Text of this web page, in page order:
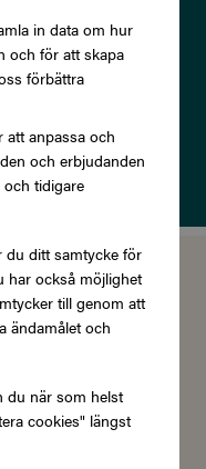
in data om hur
och för att skapa
förbättra
att anpassa och
och erbjudanden
tidigare
du ditt samtycke för
har också möjlighet
till genom att
ändamålet och
du när som helst
cookies" längst